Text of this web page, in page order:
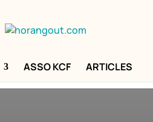
ASSO KCF ARTICLES